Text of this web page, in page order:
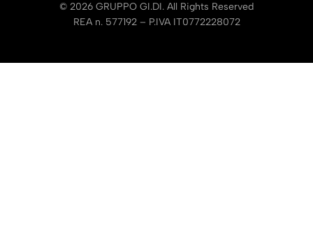
© 2026 GRUPPO GI.DI. All Rights Reserved
REA n. 577192 – P.IVA IT0772228072